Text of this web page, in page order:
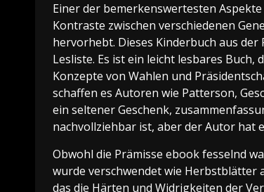
Einer der bemerkenswertesten
Kontraste zwischen verschiedenen
hervorhebt. Dieses Kinderbuch aus
Lesliste. Es ist ein leicht lesbares
Konzepte von Wahlen und
schaffen es Autoren wie Patterson,
ein seltener Geschenk,
nachvollziehbar ist, aber der Autor hat
Obwohl die Prämisse ebook fesselnd
wurde verschwendet wie Herbstblätter
das die Härten und Widrigkeiten der